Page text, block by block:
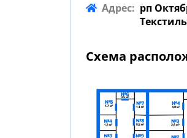
Адрес: рп
Схема